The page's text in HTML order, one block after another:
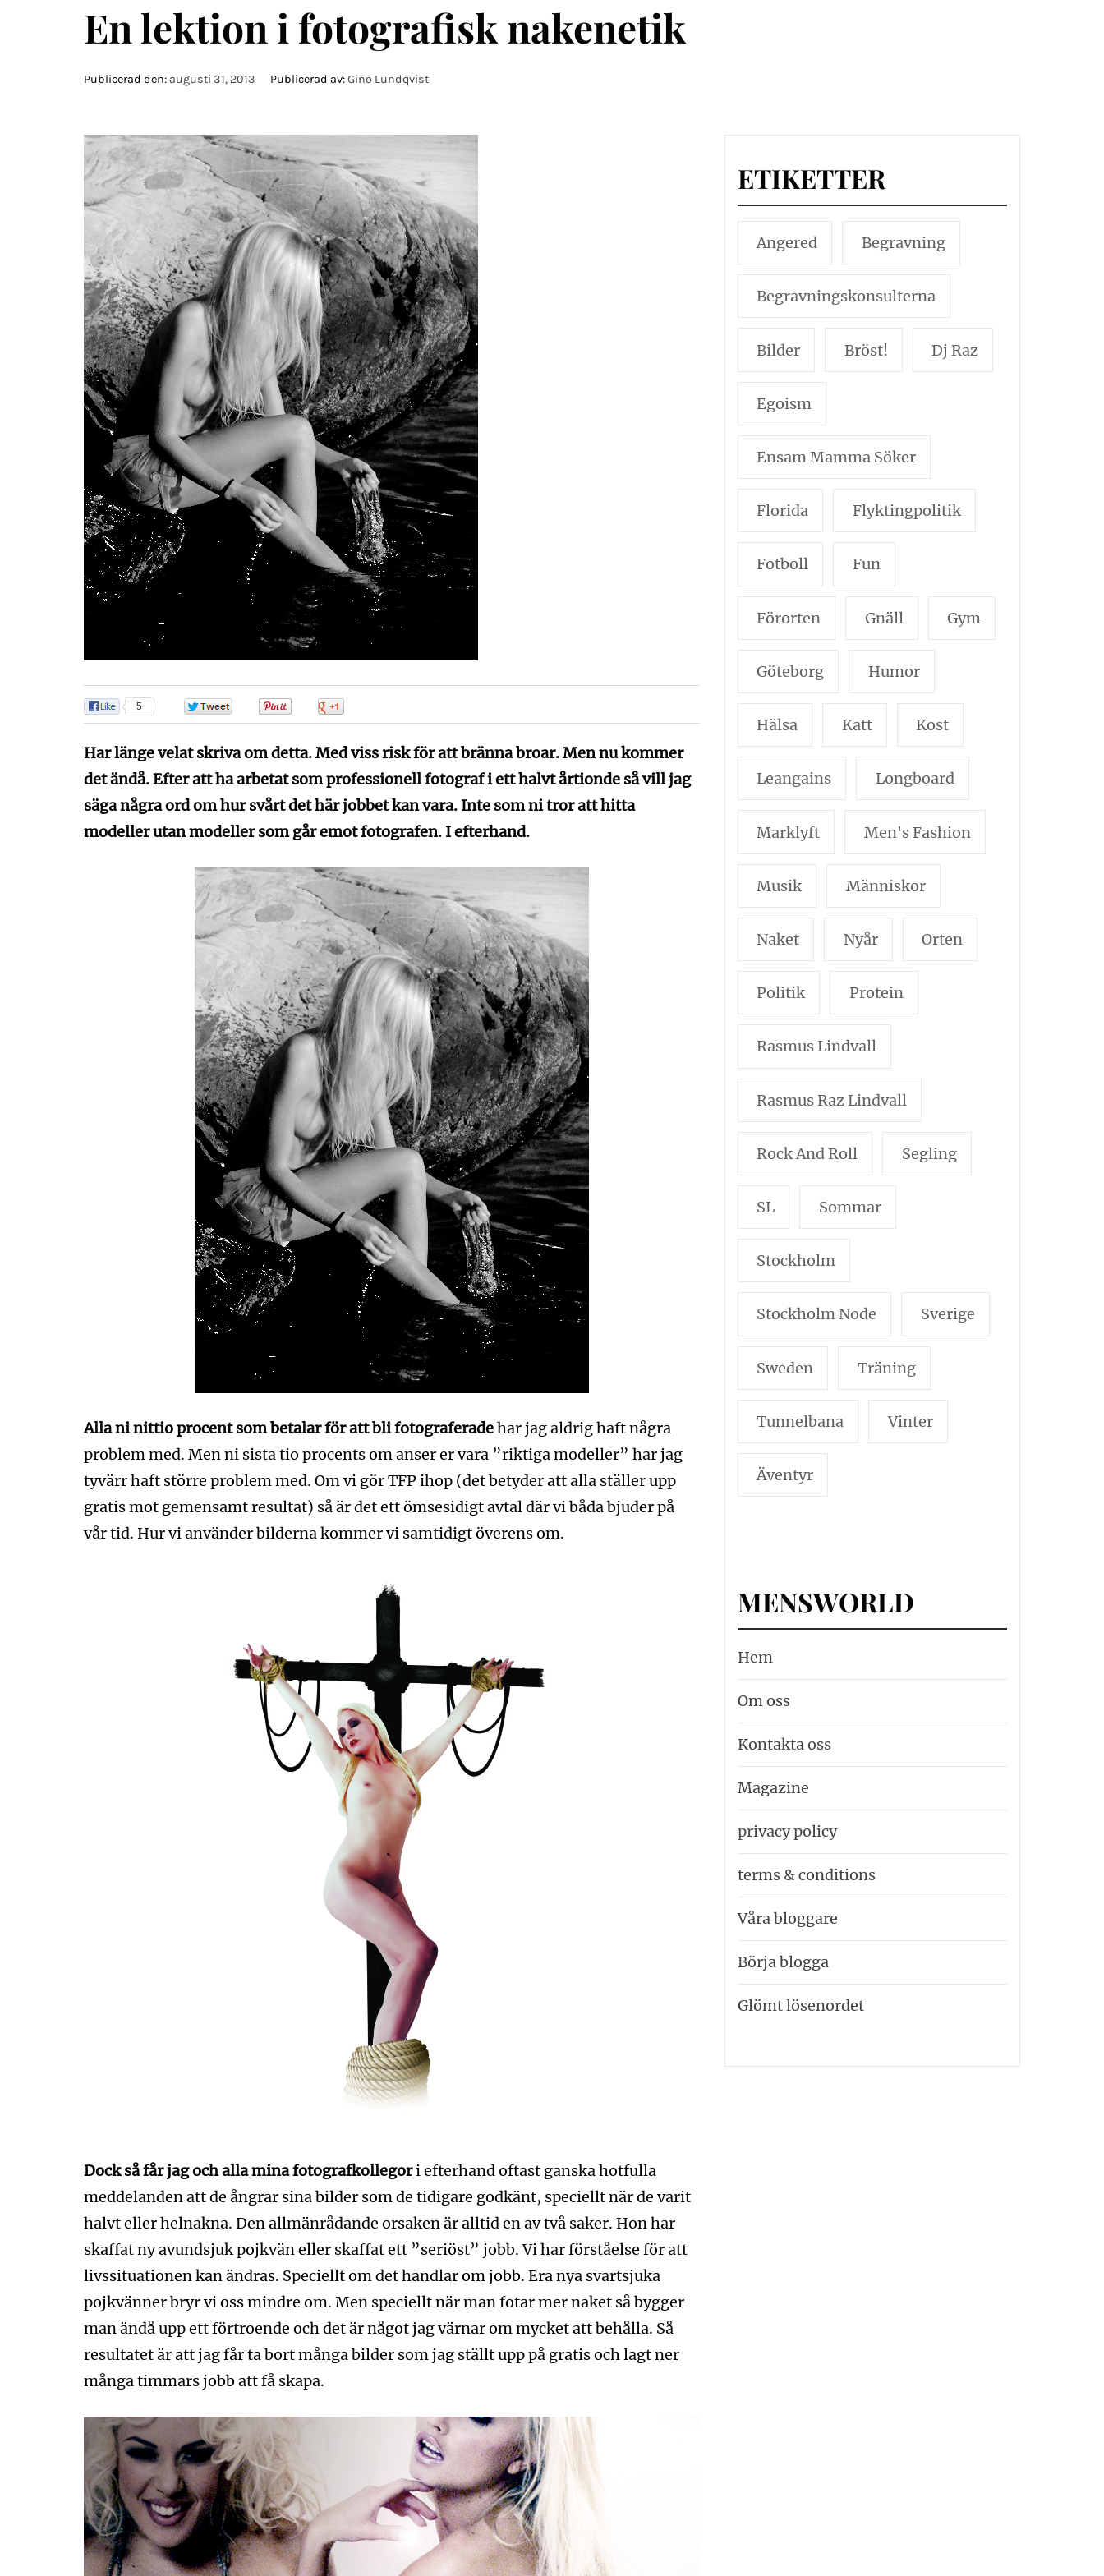
En lektion i fotografisk nakenetik
Publicerad den: augusti 31, 2013 Publicerad av:Gino Lundqvist
5
Har länge velat skriva om detta. Med viss risk för att bränna broar. Men nu kommer
det ändå. Efter att ha arbetat som professionell fotograf i ett halvt årtionde så vill jag
säga några ord om hur svårt det här jobbet kan vara. Inte som ni tror att hitta
modeller utan modeller som går emot fotografen. I efterhand.
Alla ni nittio procent som betalar för att bli fotograferadehar jag aldrig haft några
problem med. Men ni sista tio procents om anser er vara ”riktiga modeller” har jag
tyvärr haft större problem med. Om vi gör TFP ihop (det betyder att alla ställer upp
gratis mot gemensamt resultat) så är det ett ömsesidigt avtal där vi båda bjuder på
vår tid. Hur vi använder bilderna kommer vi samtidigt överens om.
Dock så får jag och alla mina fotografkollegori efterhand oftast ganska hotfulla
meddelanden att de ångrar sina bilder som de tidigare godkänt, speciellt när de varit
halvt eller helnakna. Den allmänrådande orsaken är alltid en av två saker. Hon har
skaffat ny avundsjuk pojkvän eller skaffat ett ”seriöst” jobb. Vi har förståelse för att
livssituationen kan ändras. Speciellt om det handlar om jobb. Era nya svartsjuka
pojkvänner bryr vi oss mindre om. Men speciellt när man fotar mer naket så bygger
man ändå upp ett förtroende och det är något jag värnar om mycket att behålla. Så
resultatet är att jag får ta bort många bilder som jag ställt upp på gratis och lagt ner
många timmars jobb att få skapa.
ETIKETTER
Angered Begravning
Begravningskonsulterna
Bilder Bröst! Dj Raz
Egoism
Ensam Mamma Söker
Florida Flyktingpolitik
Fotboll Fun
Förorten Gnäll Gym
Göteborg Humor
Hälsa Katt Kost
Leangains Longboard
Marklyft Men's Fashion
Musik Människor
Naket Nyår Orten
Politik Protein
Rasmus Lindvall
Rasmus Raz Lindvall
Rock And Roll Segling
SL Sommar
Stockholm
Stockholm Node Sverige
Sweden Träning
Tunnelbana Vinter
Äventyr
MENSWORLD
Hem
Om oss
Kontakta oss
Magazine
privacy policy
terms & conditions
Våra bloggare
Börja blogga
Glömt lösenordet